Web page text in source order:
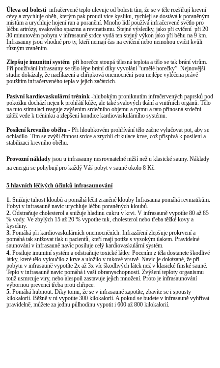
Úleva od bolesti infračervené teplo ulevuje od bolesti tím, že se v těle rozšiřují krevní
cévy a zrychluje oběh, kterým pak proudí více kyslíku, rychleji se dostává k poraněným
místům a urychluje hojení ran a poranění. Mnoho lidí používá infračervené světlo pro
léčbu artrózy, svalového spazmu a revmatismu. Stejné výsledky, jako při cvičení při 20
30 minutovém pobytu v infrasauně srdce vydá ten stejný výkon jako při běhu na 9 km.
Infrasauny jsou vhodné pro ty, kteří nemají čas na cvičení nebo nemohou cvičit kvůli
různým zraněním.
Zlepšuje imunitní systém při horečce stoupá tělesná teplota a tělo se tak brání virům.
Při používání infrasauny se tělo lépe brání díky vyvolání “umělé horečky”. Nejnovější
studie dokázaly, že nachlazení a chřipková onemocnění jsou nejlépe vyléčena právě
použitím infračerveného tepla v jejích začátcích.
Pasivní kardiovaskulární trénink-hlubokým proniknutím infračervených paprsků pod
pokožku dochází nejen k prohřátí kůže, ale také svalových tkání a vnitřních orgánů. Tělo
na tuto stimulaci reaguje zvýšením srdečního objemu a rytmu a tato přínosná srdeční
zátěž vede k tréninku a zlepšení kondice kardiovaskulárního systému.
Posílení krevního oběhu - Při hloubkovém prohřívání tělo začne vylučovat pot, aby se
ochladilo. Tím se zvýší činnost srdce a zrychlí cirkulace krve, což přispívá k posílení a
stabilizaci krevního oběhu.
Provozní náklady jsou u infrasauny nesrovnatelně nižší než u klasické sauny. Náklady
na energii se pohybují pro každý Váš pobyt v sauně okolo 8 Kč.
5 hlavních léčivých účinků infrasaunování
1. Snižuje tuhost kloubů a pomáhá léčit zraněné klouby Infrasauna pomáhá revmatikům.
Pobyt v infrasauně navíc urychluje léčbu poraněných kloubů.
2. Odstraňuje cholesterol a snižuje hladinu cukru v krvi. V infrasauně vypotíte 80 až 85
% vody. Ve zbylých 15 až 20 % vypotíte tuk, cholesterol nebo třeba těžké kovy a
kyseliny.
3. Pomáhá při kardiovaskulárních onemocněních. Infrazáření zlepšuje prokrvení a
pomáhá tak snižovat tlak u pacientů, kteří mají potíže s vysokým tlakem. Pravidelné
saunování v infrasauně navíc posiluje celý kardiovaskulární systém.
4. Posiluje imunitní systém a odstraňuje toxické látky. Pocením z těla dostanete škodlivé
látky, které tělo vyloučilo z krve a uložilo v tukové vrstvě. Navíc je dokázané, že při
pobytu v infrasauně vypotíte 2x až 3x víc škodlivých látek než v klasické finské sauně.
Teplo v infrasauně navíc pomáhá i vaší obranyschopnosti. Zvýšení teploty organismu
totiž usmrcuje viry, nebo alespoň zastavuje jejich množení. Proto je infrasaunování
výbornou prevencí třeba proti chřipce.
5. Pomáhá hubnout. Díky tomu, že se v infrasauně zapotíte, zbavíte se i spousty
kilokalorií. Běžně v ní vypotíte 300 kilokalorií. A pokud se budete v infrasauně vyhřívat
pravidelně, můžete za jednu půlhodinu vypotit i 600 až 800 kilokalorií.